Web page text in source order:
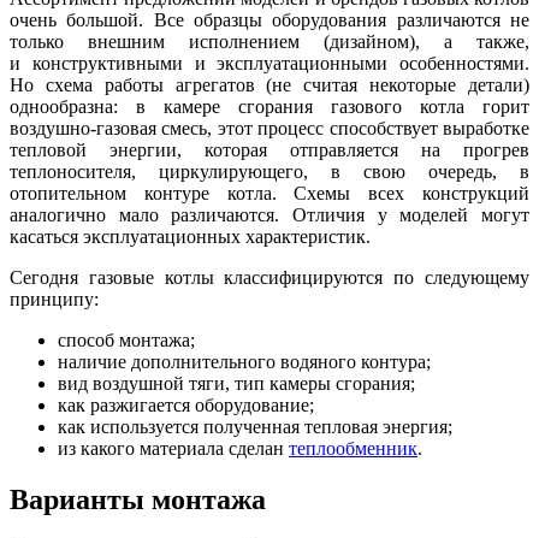
очень большой. Все образцы оборудования различаются не
только внешним исполнением (дизайном), а также,
и конструктивными и эксплуатационными особенностями.
Но схема работы агрегатов (не считая некоторые детали)
однообразна: в камере сгорания газового котла горит
воздушно-газовая смесь, этот процесс способствует выработке
тепловой энергии, которая отправляется на прогрев
теплоносителя, циркулирующего, в свою очередь, в
отопительном контуре котла. Схемы всех конструкций
аналогично мало различаются. Отличия у моделей могут
касаться эксплуатационных характеристик.
Сегодня газовые котлы классифицируются по следующему
принципу:
способ монтажа;
наличие дополнительного водяного контура;
вид воздушной тяги, тип камеры сгорания;
как разжигается оборудование;
как используется полученная тепловая энергия;
из какого материала сделан теплообменник.
Варианты монтажа